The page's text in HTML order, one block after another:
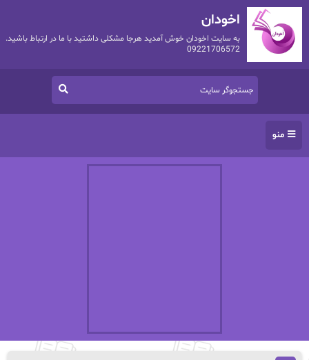
اخودان
به سایت اخودان خوش آمدید هرجا مشکلی داشتید با ما در ارتباط باشید.
09221706572
منو